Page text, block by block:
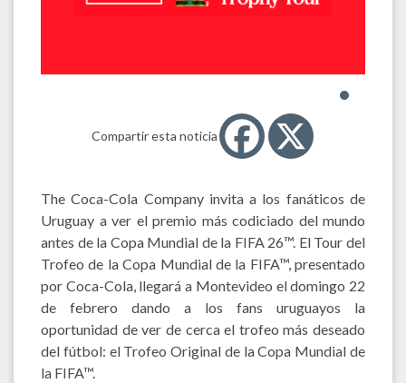
Compartir esta noticia
The Coca-Cola Company invita a los fanáticos de
Uruguay a ver el premio más codiciado del mundo
antes de la Copa Mundial de la FIFA 26™. El Tour del
Trofeo de la Copa Mundial de la FIFA™, presentado
por Coca-Cola, llegará a Montevideo el domingo 22
de febrero dando a los fans uruguayos la
oportunidad de ver de cerca el trofeo más deseado
del fútbol: el Trofeo Original de la Copa Mundial de
la FIFA™.